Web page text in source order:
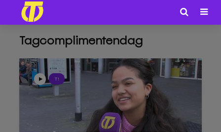
Tagcomplimentendag
T!